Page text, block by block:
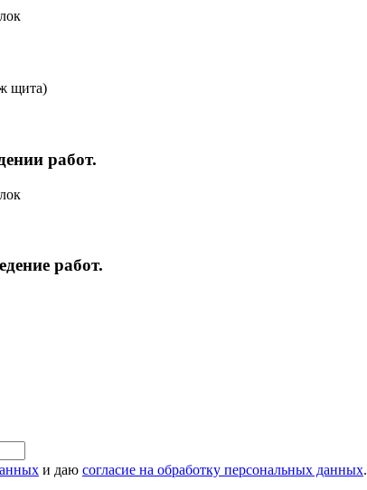
щита)
работ.
работ.
и даю согласие на обработку персональных данных.